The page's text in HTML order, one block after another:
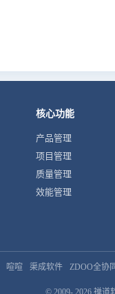
核心功能
产品管理
项目管理
质量管理
效能管理
喧喧 渠成软件 ZDOO全协
© 2009- 2026 禅道